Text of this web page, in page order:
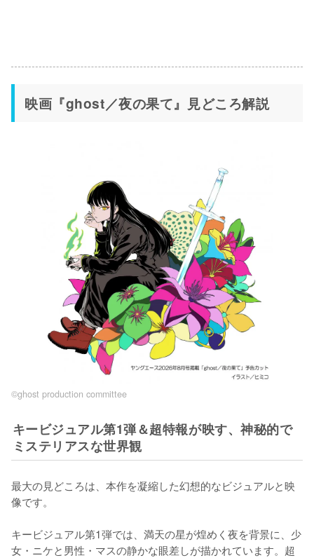
映画『ghost／夜の果て』見どころ解説
©ghost production committee
キービジュアル第1弾＆超特報が映す、神秘的で
ミステリアスな世界観
最大の見どころは、本作を凝縮した幻想的なビジュアルと映
像です。
キービジュアル第1弾では、満天の星が煌めく夜を背景に、少
女・ニケと男性・マスの静かな眼差しが描かれています。超